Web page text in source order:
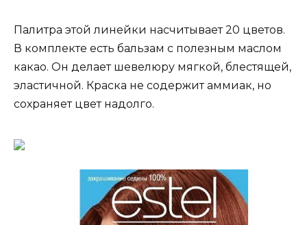
Палитра этой линейки насчитывает 20 цветов.
В комплекте есть бальзам с полезным маслом
какао. Он делает шевелюру мягкой, блестящей,
эластичной. Краска не содержит аммиак, но
сохраняет цвет надолго.